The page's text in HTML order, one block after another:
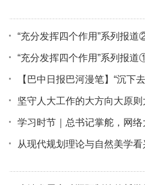
坚守人大工作的大方向大原则
从现代规划理论与自然美学